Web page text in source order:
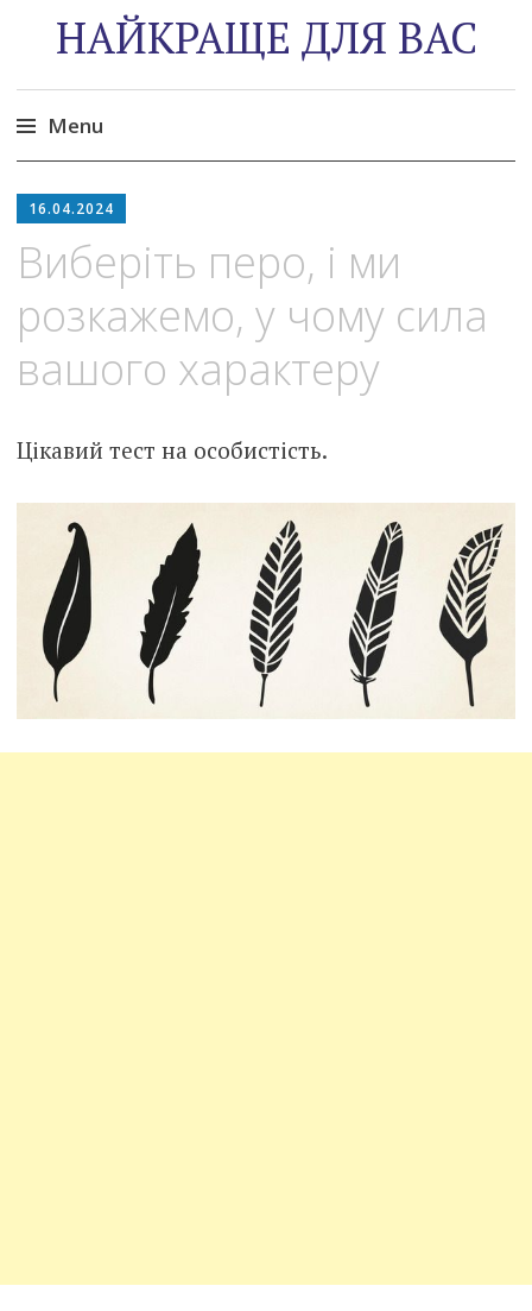
НАЙКРАЩЕ ДЛЯ ВАС
Menu
to
content
16.04.2024
Виберіть перо, і ми
розкажемо, у чому сила
вашого характеру
Цікавий тест на особистість.